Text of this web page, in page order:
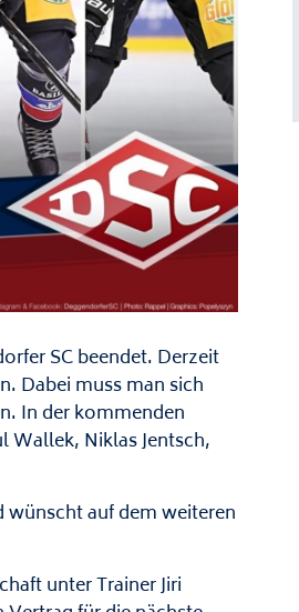
SC beendet. Derzeit
Dabei muss man sich
In der kommenden
Wallek, Niklas Jentsch,
wünscht auf dem weiteren
unter Trainer Jiri